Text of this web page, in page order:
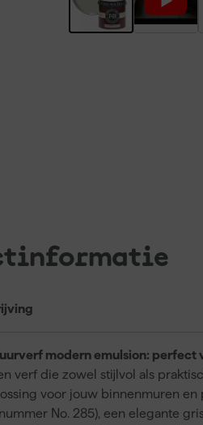
modern emulsion: perfect
verf die zowel stijlvol als
voor jouw binnenmuren
No. 285), een elegante